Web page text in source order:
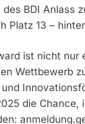
BDI Anlass
Platz 13 –
ist nicht
Wettbewerb
die